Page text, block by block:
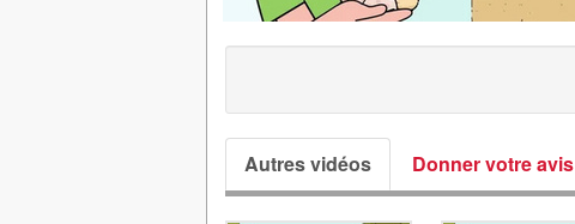
Autres vidéos Donner votre avis